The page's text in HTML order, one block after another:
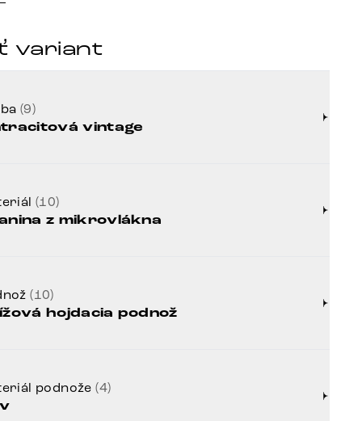
variant
(9)
vintage
(10)
z mikrovlákna
(10)
hojdacia podnož
podnože(4)